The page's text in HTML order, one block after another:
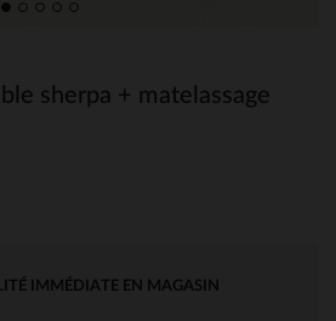
sherpa + matelassage
IMMÉDIATE EN MAGASIN